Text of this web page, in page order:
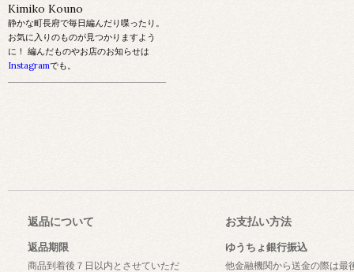
Kimiko Kouno
静かな町長府で毎日編んだり喋ったり。
お気に入りのものが見つかりますよう
に！ 編んだものやお店のお知らせは
Instagramでも。
返品について
返品期限
商品到着後７日以内とさせていただ
お支払い方法
ゆうちょ銀行振込
他金融機関から送金の際は最